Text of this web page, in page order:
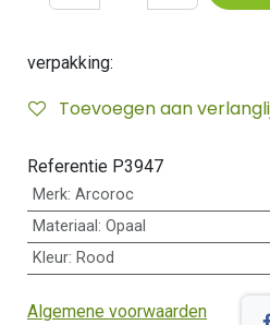
verpakking:
Toevoegen aan
Referentie P3947
Merk: Arcoroc
Materiaal : Opaal
Kleur: Rood
Algemene voorwaarden